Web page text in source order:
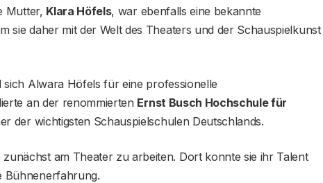
Mutter, Klara Höfels, war ebenfalls eine bekannte
sie daher mit der Welt des Theaters und der Schauspielkunst
Alwara Höfels für eine professionelle
an der renommierten Ernst Busch Hochschule für
der wichtigsten Schauspielschulen Deutschlands.
am Theater zu arbeiten. Dort konnte sie ihr Talent
Bühnenerfahrung.